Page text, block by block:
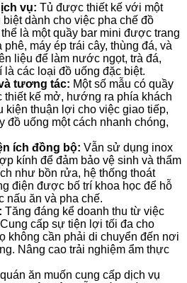
vụ: Tủ được thiết kế với một
biệt dành cho việc pha chế đồ
là một quầy bar mini được trang
phê, máy ép trái cây, thùng đá, và
liệu để làm nước ngọt, trà đá,
là các loại đồ uống đặc biệt.
tương tác: Một số mẫu có quầy
thiết kế mở, hướng ra phía khách
kiện thuận lợi cho việc giao tiếp,
đồ uống một cách nhanh chóng,
ích đồng bộ: Vẫn sử dụng inox
kính để đảm bảo vệ sinh và thẩm
như bồn rửa, hệ thống thoát
điện được bố trí khoa học để hỗ
nấu ăn và pha chế.
Tăng đáng kể doanh thu từ việc
cấp sự tiện lợi tối đa cho
không cần phải di chuyển đến nơi
Nâng cao trải nghiệm ẩm thực
ăn muốn cung cấp dịch vụ